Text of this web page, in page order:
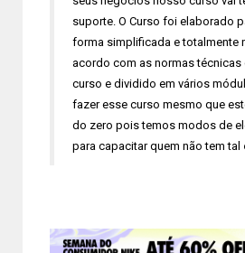
suporte. O Curso foi elaborado
forma simplificada e totalmente
acordo com as normas técnicas
curso e dividido em vários
fazer esse curso mesmo que
do zero pois temos modos de
para capacitar quem não tem tal